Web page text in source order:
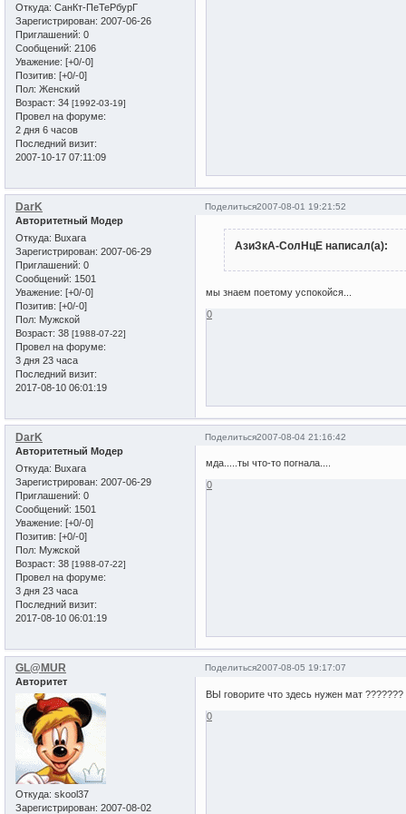
Откуда: СанКт-ПеТеРбурГ
Зарегистрирован: 2007-06-26
Приглашений: 0
Сообщений: 2106
Уважение: [+0/-0]
Позитив: [+0/-0]
Пол: Женский
Возраст: 34 [1992-03-19]
Провел на форуме:
2 дня 6 часов
Последний визит:
2007-10-17 07:11:09
Поделиться2007-08-01 19:21:52
DarK
Авторитетный Модер
Откуда: Buxara
Зарегистрирован: 2007-06-29
Приглашений: 0
Сообщений: 1501
Уважение: [+0/-0]
Позитив: [+0/-0]
Пол: Мужской
Возраст: 38 [1988-07-22]
Провел на форуме:
3 дня 23 часа
Последний визит:
2017-08-10 06:01:19
АзиЗкА-СолНцЕ написал(а):
мы знаем поетому успокойся...
0
Поделиться2007-08-04 21:16:42
DarK
Авторитетный Модер
Откуда: Buxara
Зарегистрирован: 2007-06-29
Приглашений: 0
Сообщений: 1501
Уважение: [+0/-0]
Позитив: [+0/-0]
Пол: Мужской
Возраст: 38 [1988-07-22]
Провел на форуме:
3 дня 23 часа
Последний визит:
2017-08-10 06:01:19
мда.....ты что-то погнала....
0
Поделиться2007-08-05 19:17:07
GL@MUR
Авторитет
Откуда: skool37
Зарегистрирован: 2007-08-02
ВЫ говорите что здесь нужен мат
0